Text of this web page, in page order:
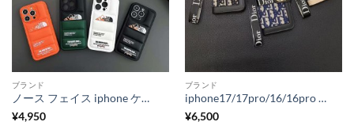
ブランド
ノース フェイス iphone ケース ダウン iphone15/15pro ケース 個性 的 おしゃれ north face iphone14 ケース 耐 衝撃 iphone13promax/12 ケース ペア 大人 ブランド
¥4,950
ブランド
iphone17/17pro/16/16pro ケース dior アイ フォン15pro/15plus ケース 手帳型 ディオール iphone14 ケース 手帳 型 人気 女子 iphone14promax/13/12 ケース ブランドコピー 安全
¥6,500